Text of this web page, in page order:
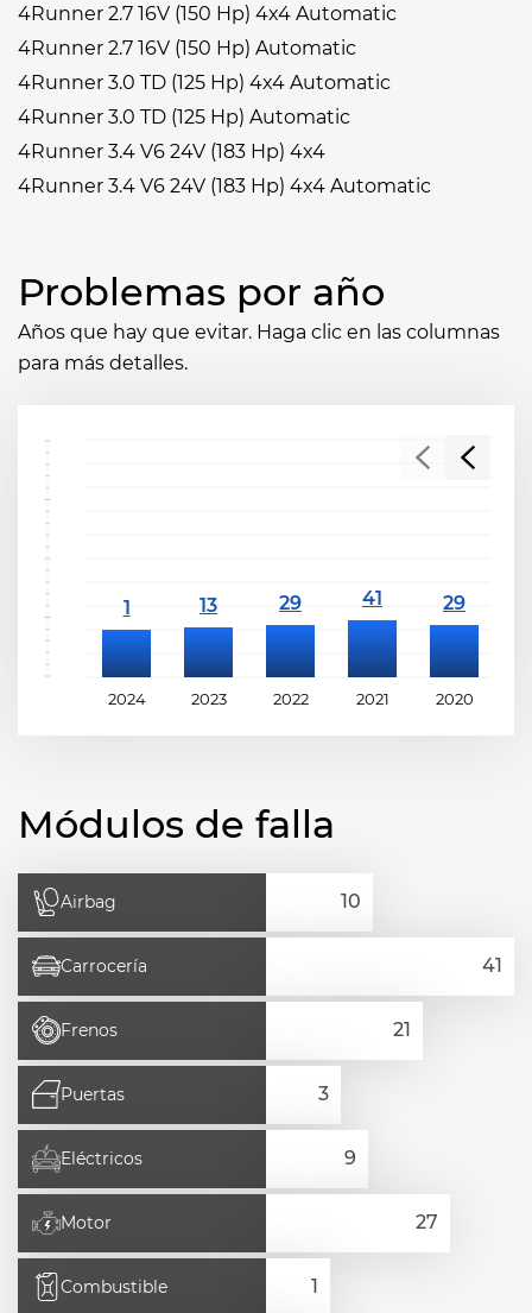
4Runner 2.7 16V (150 Hp) 4x4 Automatic
4Runner 2.7 16V (150 Hp) Automatic
4Runner 3.0 TD (125 Hp) 4x4 Automatic
4Runner 3.0 TD (125 Hp) Automatic
4Runner 3.4 V6 24V (183 Hp) 4x4
4Runner 3.4 V6 24V (183 Hp) 4x4 Automatic
Problemas por año
Años que hay que evitar. Haga clic en las columnas
para más detalles.
2024 2023 2022 2021 2020
Módulos de falla
Airbag
Carrocería
Frenos
Puertas
Eléctricos
Motor
Combustible